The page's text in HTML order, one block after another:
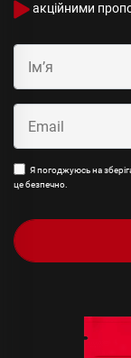
акційними
Я погоджуюсь на
це безпечно.